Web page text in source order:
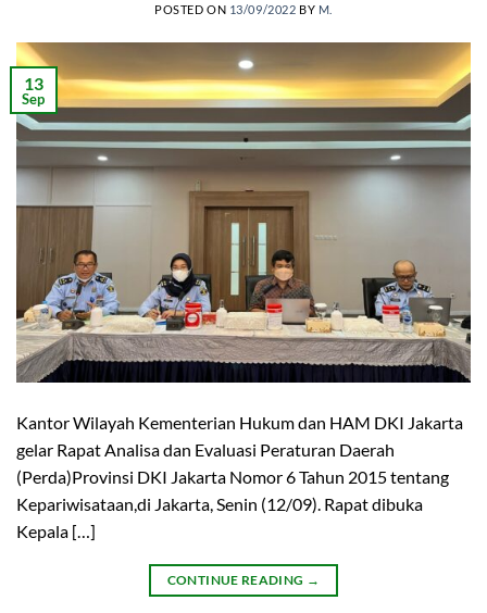
POSTED ON 13/09/2022 BY M.
13
Sep
Kantor Wilayah Kementerian Hukum dan HAM DKI Jakarta
gelar Rapat Analisa dan Evaluasi Peraturan Daerah
(Perda)Provinsi DKI Jakarta Nomor 6 Tahun 2015 tentang
Kepariwisataan,di Jakarta, Senin (12/09). Rapat dibuka
Kepala […]
CONTINUE READING →